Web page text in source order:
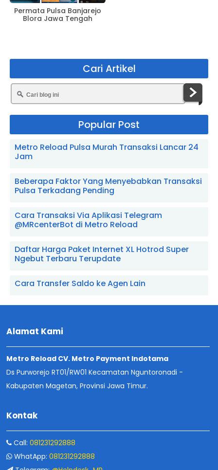
Permata Pulsa Banjarejo
Blora Jawa Tengah
Cari Artikel
Popular Post
Metro Reload Pulsa Murah Transaksi Lancar 24
Jam
Beberapa Faktor Yang Menyebabkan Transaksi
Pulsa Terkadang Pending
Cara Transaksi Via Aplikasi Telegram
@MRcenterBot di Metro Reload
Daftar Harga Paket Internet XL Hotrod Super
Ngebut Terbaru Terupdate
Cara Transfer Saldo ke Agen Lain
Alamat Kami
Metro Reload CV. Metro Payment Indotama
Ds Purworejo RT01/RW01 Kecamatan Nguntoronadi -
Kabupaten Magetan, Provinsi Jawa Timur.
Kontak
Call: 081231292888
WhatApp: 081231292888